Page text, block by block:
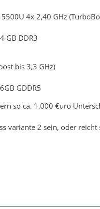
4x 2,40 GHz
GB DDR3
bis 3,3 GHz)
GDDR5
so ca. 1.000 €uro
variante 2 sein, oder reicht